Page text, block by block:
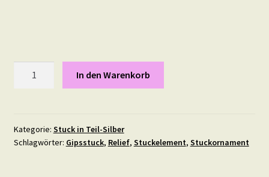
7
cm
In den Warenkorb
Kategorie: Stuck in Teil-Silber
Schlagwörter: Gipsstuck, Relief, Stuckelement, Stuckornament